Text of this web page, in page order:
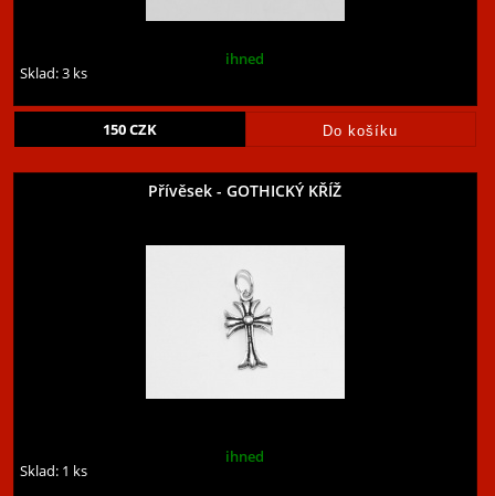
ihned
Sklad: 3 ks
150CZK
Přívěsek - GOTHICKÝ KŘÍŽ
ihned
Sklad: 1 ks